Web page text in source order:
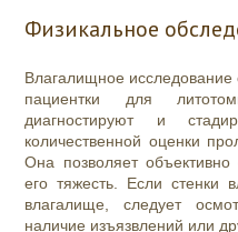
Физикальное
Влагалищное исследование
пациентки для
диагностируют и
количественной оценки
Она позволяет
его тяжесть. Если стенки
влагалище, следует
наличие изъязвлений или